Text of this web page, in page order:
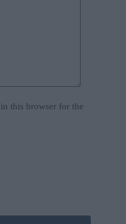
this browser for the